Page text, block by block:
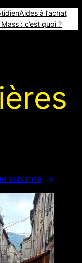
Aides à l’achat
: c’est quoi ?
suivante →